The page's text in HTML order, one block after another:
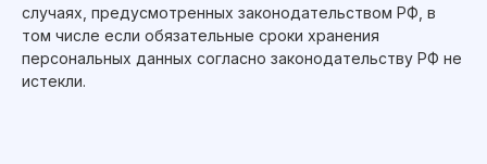
случаях, предусмотренных законодательством РФ, в
том числе если обязательные сроки хранения
персональных данных согласно законодательству РФ не
истекли.